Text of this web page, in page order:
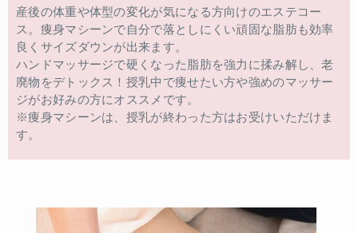
産後の体重や体型の変化が気になる方向けのエステコー
ス。痩身マシーンで自分で落としにくい頑固な脂肪も効率
良くサイズダウンが出来ます。
ハンドマッサージで硬くなった脂肪を強力に揉み解し、老
廃物をデトックス！授乳中で痩せたい方や強めのマッサー
ジがお好みの方にオススメです。
※痩身マシーンは、授乳が終わった方はお受けいただけま
す。